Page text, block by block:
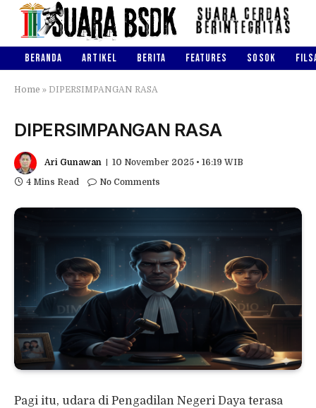
BERANDA ARTIKEL BERITA FEATURES SOSOK
Home » DIPERSIMPANGAN RASA
DIPERSIMPANGAN RASA
Ari Gunawan
10 November 2025 • 16:19 WIB
4 Mins Read
No Comments
Pagi itu, udara di Pengadilan Negeri Daya terasa